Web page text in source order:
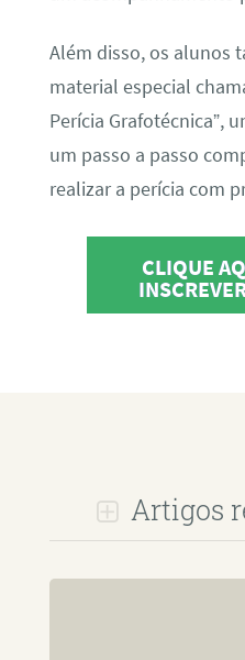
Além disso, os alunos
material especial
Perícia Grafotécnica”,
um passo a passo
realizar a perícia com
CLIQUE
Artigos